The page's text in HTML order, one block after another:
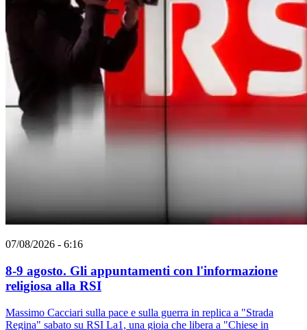
07/08/2026 - 6:16
8-9 agosto. Gli appuntamenti con l'informazione
religiosa alla RSI
Massimo Cacciari sulla pace e sulla guerra in replica a "Strada
Regina" sabato su RSI La1, una gioia che libera a "Chiese in